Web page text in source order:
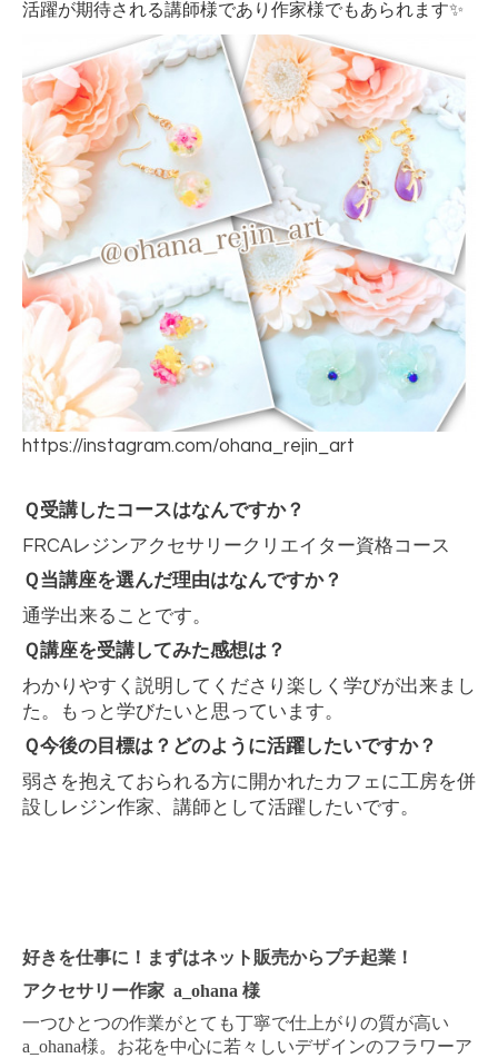
活躍が期待される講師様であり作家様でもあられます✨
https://instagram.com/ohana_rejin_art
Ｑ受講したコースはなんですか？
FRCAレジンアクセサリークリエイター資格コース
Ｑ当講座を選んだ理由はなんですか？
通学出来ることです。
Ｑ講座を受講してみた感想は？
わかりやすく説明してくださり楽しく学びが出来まし
た。もっと学びたいと思っています。
Ｑ今後の目標は？どのように活躍したいですか？
弱さを抱えておられる方に開かれたカフェに工房を併
設しレジン作家、講師として活躍したいです。
好きを仕事に！ まずはネット販売からプチ起業！
アクセサリー作家 a_ohana 様
一つひとつの作業がとても丁寧で仕上がりの質が高い
a_ohana様。お花を中心に若々しいデザインのフラワーア